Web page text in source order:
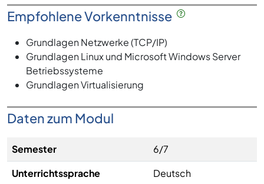
Empfohlene Vorkenntnisse
Grundlagen Netzwerke (TCP/IP)
Grundlagen Linux und Microsoft Windows Server
Betriebssysteme
Grundlagen Virtualisierung
Daten zum Modul
Semester
6/7
Unterrichtssprache
Deutsch